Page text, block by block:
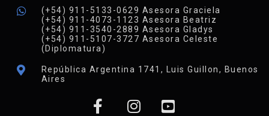
(+54) 911-5133-0629 Asesora Graciela
(+54) 911-4073-1123 Asesora Beatriz
(+54) 911-3540-2889 Asesora Gladys
(+54) 911-5107-3727 Asesora Celeste
(Diplomatura)
República Argentina 1741, Luis Guillon, Buenos
Aires